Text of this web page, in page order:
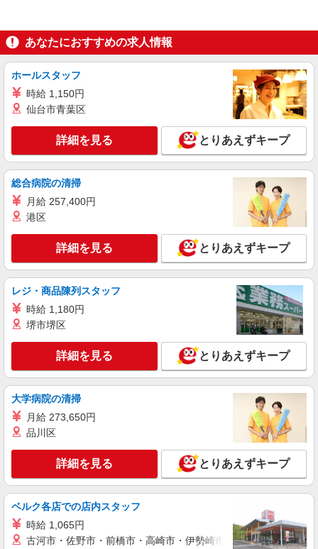
あなたにおすすめの求人情報
ホールスタッフ
時給 1,150円
仙台市青葉区
詳細を見る とりあえずキープ
総合病院の清掃
月給 257,400円
港区
詳細を見る とりあえずキープ
レジ・商品陳列スタッフ
時給 1,180円
堺市堺区
詳細を見る とりあえずキープ
大学病院の清掃
月給 273,650円
品川区
詳細を見る とりあえずキープ
ベルク各店での店内スタッフ
時給 1,065円
古河市・佐野市・前橋市・高崎市・伊勢崎市・太田市・館林市